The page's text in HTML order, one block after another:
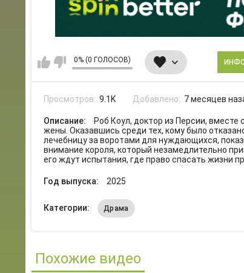
0% (0 ГОЛОСОВ)
Просмотров: 9.1K Добавлено: 7 месяцев
Описание:
Роб Коул, доктор из Персии,
жены. Оказавшись среди тех, кому было
лечебницу за воротами для нуждающихся,
внимание короля, который незамедлительно
его ждут испытания, где право спасать жизни
Год выпуска: 2025
Категории: Драма
Похожие видео